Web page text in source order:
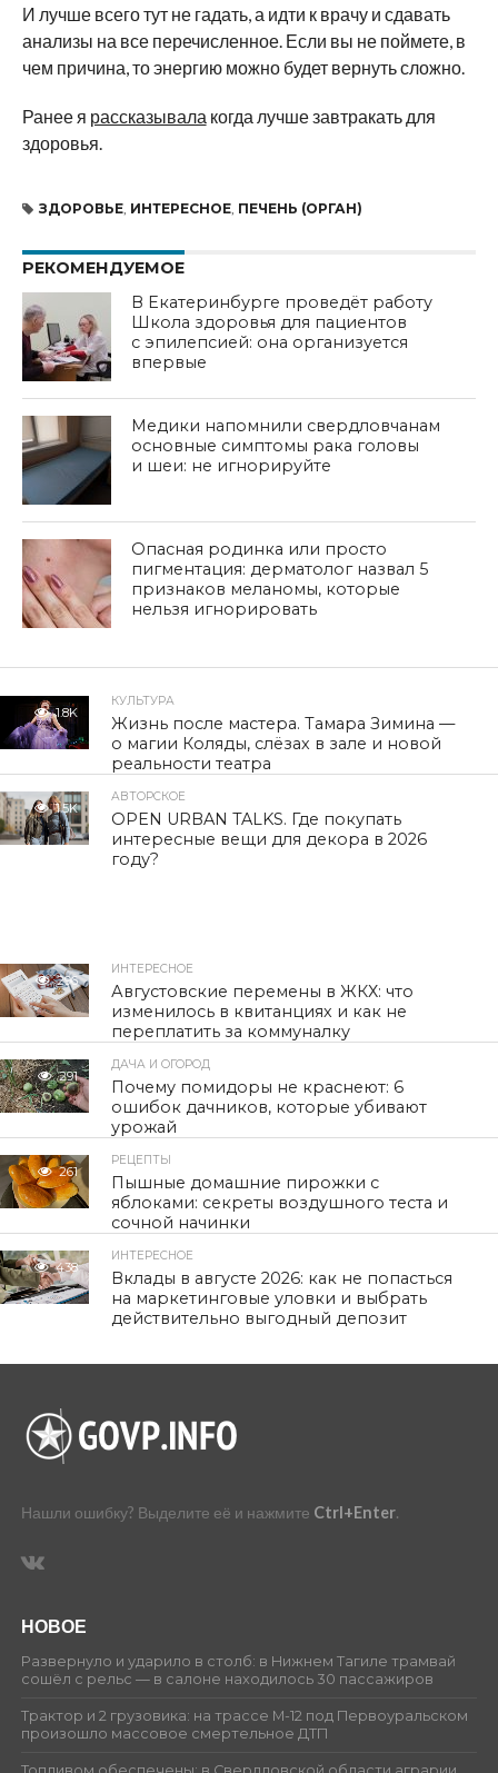
И лучше всего тут не гадать, а идти к врачу и сдавать
анализы на все перечисленное. Если вы не поймете, в
чем причина, то энергию можно будет вернуть сложно.
Ранее я рассказывала когда лучше завтракать для
здоровья.
ЗДОРОВЬЕ, ИНТЕРЕСНОЕ, ПЕЧЕНЬ (ОРГАН)
РЕКОМЕНДУЕМОЕ
В Екатеринбурге проведёт работу
Школа здоровья для пациентов
с эпилепсией: она организуется
впервые
Медики напомнили свердловчанам
основные симптомы рака головы
и шеи: не игнорируйте
Опасная родинка или просто
пигментация: дерматолог назвал 5
признаков меланомы, которые
нельзя игнорировать
1.8K
КУЛЬТУРА
Жизнь после мастера. Тамара Зимина —
о магии Коляды, слёзах в зале и новой
реальности театра
1.5K
АВТОРСКОЕ
OPEN URBAN TALKS. Где покупать
интересные вещи для декора в 2026
году?
296
ИНТЕРЕСНОЕ
Августовские перемены в ЖКХ: что
изменилось в квитанциях и как не
переплатить за коммуналку
291
ДАЧА И ОГОРОД
Почему помидоры не краснеют: 6
ошибок дачников, которые убивают
урожай
261
РЕЦЕПТЫ
Пышные домашние пирожки с
яблоками: секреты воздушного теста и
сочной начинки
438
ИНТЕРЕСНОЕ
Вклады в августе 2026: как не попасться
на маркетинговые уловки и выбрать
действительно выгодный депозит
Нашли ошибку? Выделите её и нажмите Ctrl+Enter.
НОВОЕ
Развернуло и ударило в столб: в Нижнем Тагиле трамвай
сошёл с рельс — в салоне находилось 30 пассажиров
Трактор и 2 грузовика: на трассе М-12 под Первоуральском
произошло массовое смертельное ДТП